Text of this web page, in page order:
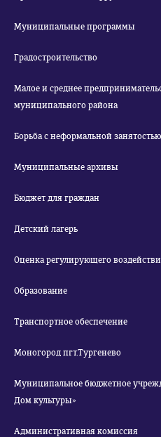
Муниципальные программы
Градостроительство
Малое и среднее
муниципального района
Борьба с неформальной занятостью
Муниципальные архивы
Бюджет для граждан
Детский лагерь
Оценка регулирующего
Образование
Транспортное обеспечение
Моногород пгт.Тургенево
Муниципальное бюджетное учреждение «Ардатовский
Дом культуры»
Административная комиссия